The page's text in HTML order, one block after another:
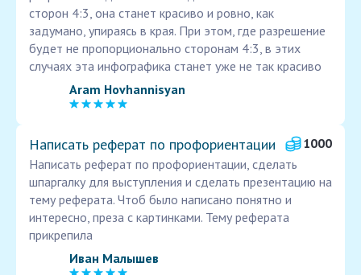
сторон 4:3, она станет красиво и ровно, как
задумано, упираясь в края. При этом, где разрешение
будет не пропорционально сторонам 4:3, в этих
случаях эта инфографика станет уже не так красиво
Aram Hovhannisyan
Написать реферат по профориентации
1000
Написать реферат по профориентации, сделать
шпаргалку для выступления и сделать презентацию на
тему реферата. Чтоб было написано понятно и
интересно, преза с картинками. Тему реферата
прикрепила
Иван Малышев